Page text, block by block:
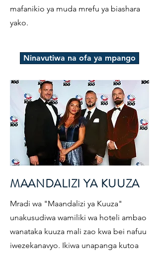
mafanikio ya muda mrefu ya biashara
yako.
Ninavutiwa na ofa ya mpango
MAANDALIZI YA KUUZA
Mradi wa "Maandalizi ya Kuuza"
unakusudiwa wamiliki wa hoteli ambao
wanataka kuuza mali zao kwa bei nafuu
iwezekanavyo. Ikiwa unapanga kutoa